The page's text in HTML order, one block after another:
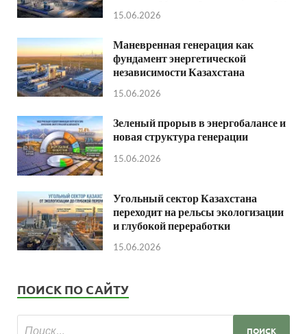
15.06.2026
Маневренная генерация как
фундамент энергетической
независимости Казахстана
15.06.2026
Зеленый прорыв в энергобалансе и
новая структура генерации
15.06.2026
Угольный сектор Казахстана
переходит на рельсы экологизации
и глубокой переработки
15.06.2026
ПОИСК ПО САЙТУ